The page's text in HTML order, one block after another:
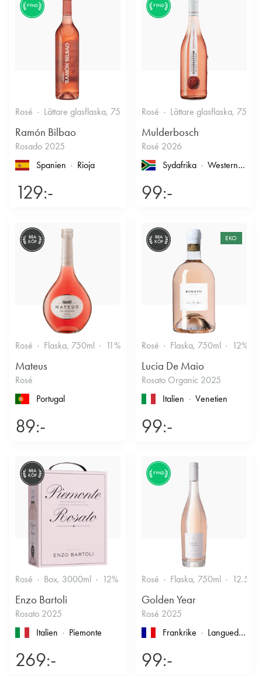
FYND
Rosé Lättare glasflaska, 750ml 12.5% Fruktigt & Smakrikt
Ramón Bilbao
Rosado 2025
Spanien
Rioja
129:-
FYND
Rosé Lättare glasflaska, 750ml
Mulderbosch
Rosé 2026
Sydafrika
Western Cape
99:-
BRA
KÖP
Rosé Flaska, 750ml 11% Fruktigt & Smakrikt
Mateus
Rosé
Portugal
89:-
BRA
KÖP
EKO
Rosé Flaska, 750ml 12%
Lucia De Maio
Rosato Organic 2025
Italien
Venetien
99:-
BRA
KÖP
Rosé Box, 3000ml 12% Friskt & Bärigt
Enzo Bartoli
Rosato 2025
Italien
Piemonte
269:-
FYND
Rosé Flaska, 750ml 12.5%
Golden Year
Rosé 2025
Frankrike
Languedoc-Roussillon
99:-